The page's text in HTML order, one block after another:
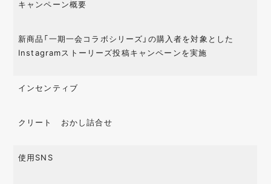
キャンペーン概要
新商品「一期一会コラボシリーズ」の購入者を対象とした
Instagramストーリーズ投稿キャンペーンを実施
インセンティブ
クリート おかし詰合せ
使用SNS